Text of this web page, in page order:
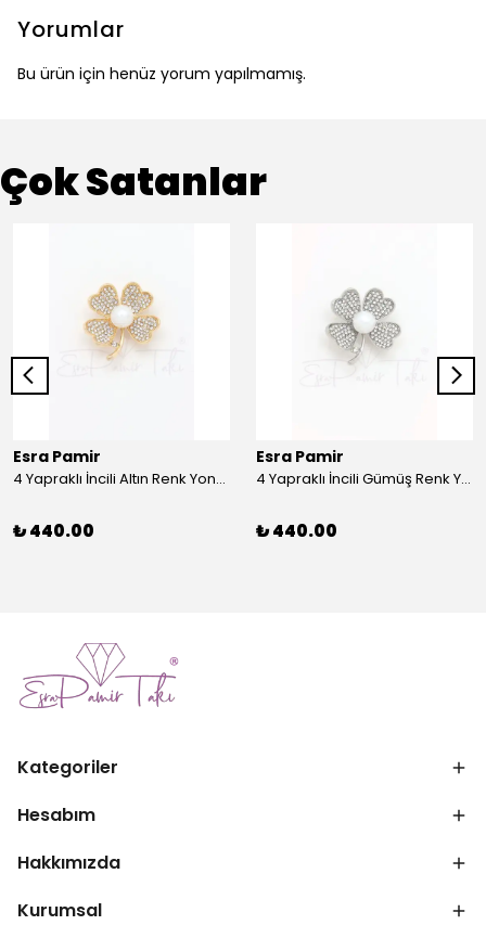
Yorumlar
Bu ürün için henüz yorum yapılmamış.
Çok Satanlar
Esra Pamir
4 Yapraklı İncili Altın Renk Yonca Broş
₺ 440.00
Esra Pamir
4 Yapraklı İncili Gümüş Renk Yonca Broş
₺ 440.00
Kategoriler
Hesabım
Hakkımızda
Kurumsal